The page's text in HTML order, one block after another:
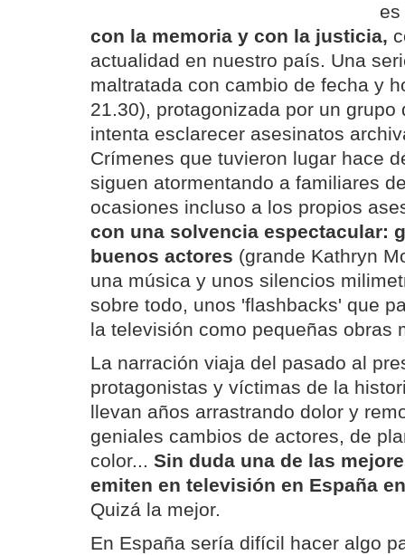
con la memoria y con la justicia,
actualidad en nuestro país. Una
maltratada con cambio de fecha y
21.30), protagonizada por un grupo
intenta esclarecer asesinatos
Crímenes que tuvieron lugar hace
siguen atormentando a familiares
ocasiones incluso a los propios
con una solvencia espectacular:
buenos actores (grande Kathryn
una música y unos silencios
sobre todo, unos 'flashbacks' que
la televisión como pequeñas obras
La narración viaja del pasado al
protagonistas y víctimas de la
llevan años arrastrando dolor y
geniales cambios de actores, de
color... Sin duda una de las
emiten en televisión en España
Quizá la mejor.
En España sería difícil hacer algo